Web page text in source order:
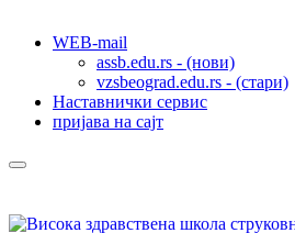
WEB-mail
assb.edu.rs - (нови)
vzsbeograd.edu.rs - (стари)
Наставнички сервис
пријава на сајт